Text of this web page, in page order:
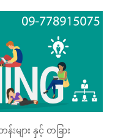
များ နှင့် တခြား